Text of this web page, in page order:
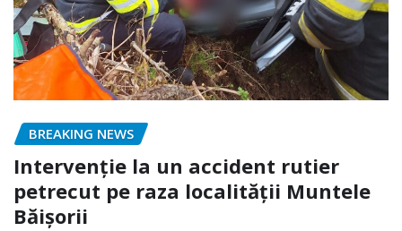
BREAKING NEWS
Intervenție la un accident rutier
petrecut pe raza localității Muntele
Băișorii